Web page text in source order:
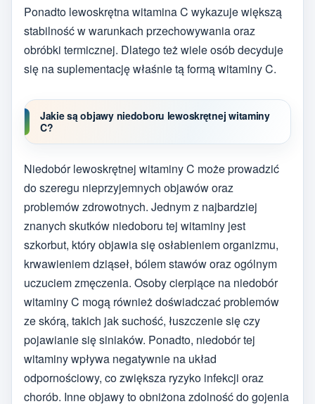
Ponadto lewoskrętna witamina C wykazuje większą
stabilność w warunkach przechowywania oraz
obróbki termicznej. Dlatego też wiele osób decyduje
się na suplementację właśnie tą formą witaminy C.
Jakie są objawy niedoboru lewoskrętnej witaminy
C?
Niedobór lewoskrętnej witaminy C może prowadzić
do szeregu nieprzyjemnych objawów oraz
problemów zdrowotnych. Jednym z najbardziej
znanych skutków niedoboru tej witaminy jest
szkorbut, który objawia się osłabieniem organizmu,
krwawieniem dziąseł, bólem stawów oraz ogólnym
uczuciem zmęczenia. Osoby cierpiące na niedobór
witaminy C mogą również doświadczać problemów
ze skórą, takich jak suchość, łuszczenie się czy
pojawianie się siniaków. Ponadto, niedobór tej
witaminy wpływa negatywnie na układ
odpornościowy, co zwiększa ryzyko infekcji oraz
chorób. Inne objawy to obniżona zdolność do gojenia